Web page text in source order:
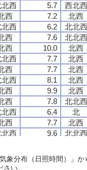
北西 5.7
西北西
西 7.2
北西
北西 6.2
北北西
西 7.6
北北西
西 10.0
北西
北西 7.7
北西
西 7.7
北西
北西 8.1
北西
西 9.9
北西
西 7.8
北北西
北西 6.4
北
西 7.7
北西
北西 9.6
北北西
北西 6.8
北西
西 7.4 西北西
北西 5.7
西北西
西 7.2
北西
北西 6.2
北北西
西 7.6
北北西
西 10.0
北西
北西 7.7
北西
西 7.7
北西
北西 8.1
北西
西 9.9
北西
西 7.8
北北西
北西 6.4
北
西 7.7
北西
北西 9.6
北北西
北西 6.8
北西
西 7.4 西北西
北西 5.7
西北西
西 7.2
北西
北西 6.2
北北西
西 7.6
北北西
西 10.0
北西
北西 7.7
北西
西 7.7
北西
北西 8.1
北西
西 9.9
北西
西 7.8
北北西
北西 6.4
北
西 7.7
北西
北西 9.6
北北西
北西 6.8
北西
西 7.4 西北西
北西 5.7
西北西
西 7.2
北西
北西 6.2
北北西
西 7.6
北北西
西 10.0
北西
北西 7.7
北西
西 7.7
北西
北西 8.1
北西
西 9.9
北西
西 7.8
北北西
北西 6.4
北
西 7.7
北西
北西 9.6
北北西
北西 6.8
北西
西 7.4 西北西
象分布（日照時間）」
い。